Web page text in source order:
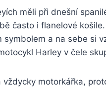
měli při dnešní
často i flanelové
symbolem a na sebe si
Harley v čele
vždycky motorkářka,